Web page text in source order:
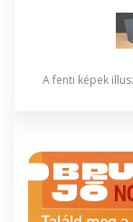
A fenti képek